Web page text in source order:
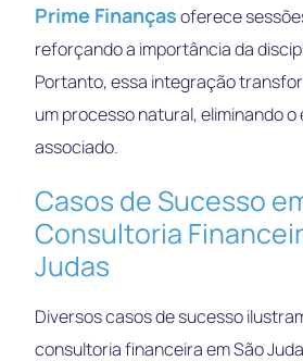
Prime Finançasoferece
reforçando a importância da
Portanto, essa integração
um processo natural, eliminando
associado.
Casos de Sucesso
Consultoria
Judas
Diversos casos de sucesso
consultoria financeira em São